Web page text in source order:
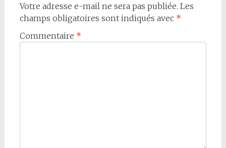
Votre adresse e-mail ne sera pas publiée. Les
champs obligatoires sont indiqués avec *
Commentaire *